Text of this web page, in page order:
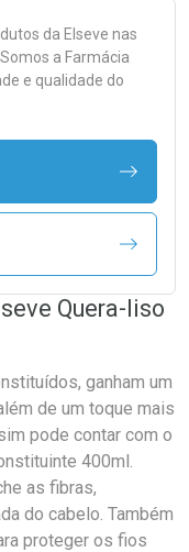
da Elseve nas
a Farmácia
e qualidade do
Quera-liso
ganham um
de um toque mais
pode contar com o
400ml.
as fibras,
do cabelo. Também
proteger os fios